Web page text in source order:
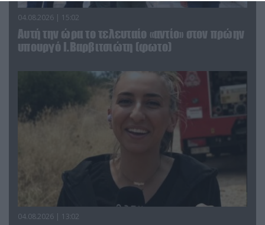
04.08.2026 | 15:02
Αυτή την ώρα το τελευταίο «αντίο» στον πρώην
υπουργό Ι.Βαρβιτσιώτη (φωτο)
04.08.2026 | 13:02